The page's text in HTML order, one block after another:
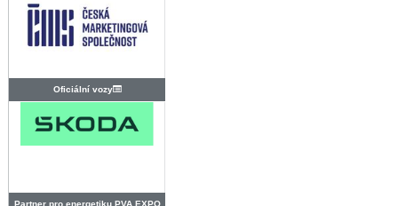
Oficiální vozy
Partner pro energetiku PVA EXPO